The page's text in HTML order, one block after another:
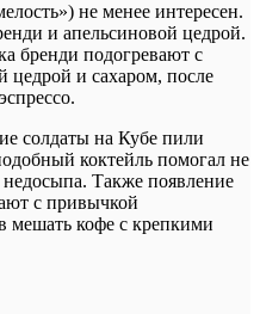
не менее интересен.
и апельсиновой цедрой.
бренди подогревают с
цедрой и сахаром, после
солдаты на Кубе пили
коктейль помогал не
недосыпа. Также появление
с привычкой
мешать кофе с крепкими